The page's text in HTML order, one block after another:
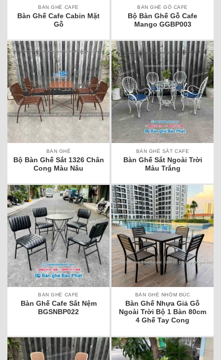
BÀN GHẾ CAFE
Bàn Ghế Cafe Cabin Mặt
Gỗ
BÀN GHẾ GỖ CAFE
Bộ Bàn Ghế Gỗ Cafe
Mango GGBP003
BÀN GHẾ
Bộ Bàn Ghế Sắt 1326 Chân
Cong Màu Nâu
BÀN GHẾ SẮT CAFE
Bàn Ghế Sắt Ngoài Trời
Màu Trắng
BÀN GHẾ CAFE
Bàn Ghế Cafe Sắt Nệm
BGSNBP022
BÀN GHẾ NHÔM ĐÚC
Bàn Ghế Nhựa Giả Gỗ
Ngoài Trời Bộ 1 Bàn 80cm
4 Ghế Tay Cong